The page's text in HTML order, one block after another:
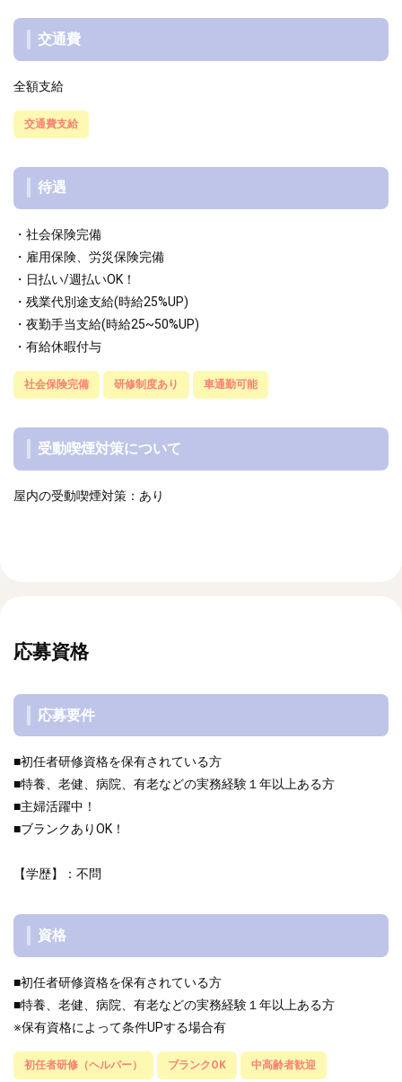
交通費
全額支給
交通費支給
待遇
・社会保険完備
・雇用保険、労災保険完備
・日払い/週払いOK！
・残業代別途支給(時給25%UP)
・夜勤手当支給(時給25~50%UP)
・有給休暇付与
社会保険完備 研修制度あり 車通勤可能
受動喫煙対策について
屋内の受動喫煙対策：あり
応募資格
応募要件
■初任者研修資格を保有されている方
■特養、老健、病院、有老などの実務経験１年以上ある方
■主婦活躍中！
■ブランクありOK！
【学歴】：不問
資格
■初任者研修資格を保有されている方
■特養、老健、病院、有老などの実務経験１年以上ある方
※保有資格によって条件UPする場合有
初任者研修（ヘルパー） ブランクOK 中高齢者歓迎